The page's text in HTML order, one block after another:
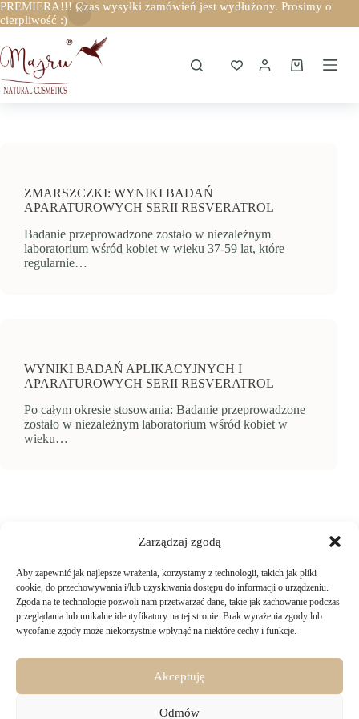
Zarządzaj zgodą
Aby zapewnić jak najlepsze wrażenia, korzystamy z technologii, takich jak pliki
cookie, do przechowywania i/lub uzyskiwania dostępu do informacji o urządzeniu.
Zgoda na te technologie pozwoli nam przetwarzać dane, takie jak zachowanie podczas
przeglądania lub unikalne identyfikatory na tej stronie. Brak wyrażenia zgody lub
wycofanie zgody może niekorzystnie wpłynąć na niektóre cechy i funkcje.
Akceptuję
Odmów
PREMIERA!!! Czas wysyłki zamówień jest wydłużony. Prosimy o
cierpliwość :)
do
treści
Koszyk
ZMARSZCZKI: WYNIKI BADAŃ
APARATUROWYCH SERII RESVERATROL
Badanie przeprowadzone zostało w niezależnym
laboratorium wśród kobiet w wieku 37-59 lat, które
regularnie…
WYNIKI BADAŃ APLIKACYJNYCH I
APARATUROWYCH SERII RESVERATROL
Po całym okresie stosowania: Badanie przeprowadzone
zostało w niezależnym laboratorium wśród kobiet w
wieku…
TWOJE ZAKUPY
Logowanie i rejestracja
Jak złożyć zamówienie
Formy płatności
14 dni na zwrot zakupów
INFORMACJE PRAWNE
Regulamin sklepu
KONTAKT